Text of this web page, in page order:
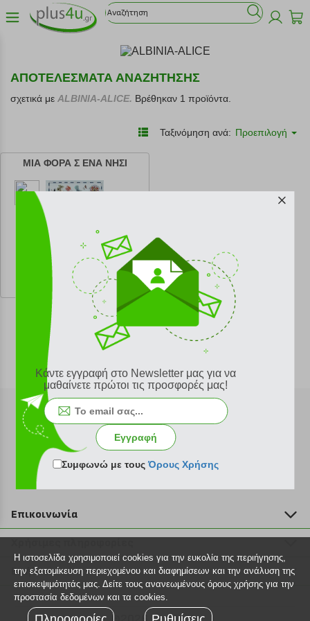
ΑΠΟΤΕΛΕΣΜΑΤΑ ΑΝΑΖΗΤΗΣΗΣ
σχετικά με ALBINIA-ALICE. Βρέθηκαν 1 προϊόντα.
Ταξινόμηση ανά: Προεπιλογή
ΜΙΑ ΦΟΡΑ Σ ΕΝΑ ΝΗΣΙ
κωδ. 108217334
14.94 €
Ελάχιστη 30 ημερών 16.60 €
Προτεινόμενη λιανική 16.60 €
Εγγραφή στο newsletter
Επικοινωνία
211 2000 700
info@plus4u.gr
Η εταιρία
Σημεία παραλαβής
Ευκαιρίες καριέρας
Βοήθεια
Εξέλιξη παραγγελίας
Τρόποι παραγγελίας
Κάντε εγγραφή στο Newsletter μας για να
μαθαίνετε πρώτοι τις προσφορές μας!
Εγγραφή
Συμφωνώ με τουςΌρους Χρήσης
Η ιστοσελίδα χρησιμοποιεί cookies για την ευκολία της περιήγησης,
την εξατομίκευση περιεχομένου και διαφημίσεων και την ανάλυση της
επισκεψιμότητάς μας. Δείτε τους ανανεωμένους όρους χρήσης για την
προστασία δεδομένων και τα cookies.